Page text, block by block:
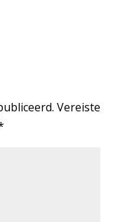
Vereiste